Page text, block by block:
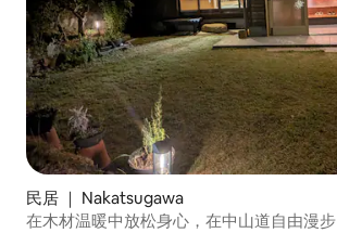
民居 ｜ Nakatsugawa
在木材温暖中放松身心，在中山道自由漫步